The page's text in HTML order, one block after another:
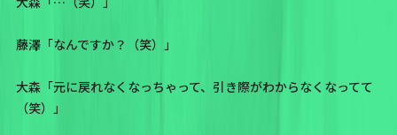
藤澤「なんですか？（笑）」
大森「元に戻れなくなっちゃって、引き際がわからなくなってて
（笑）」